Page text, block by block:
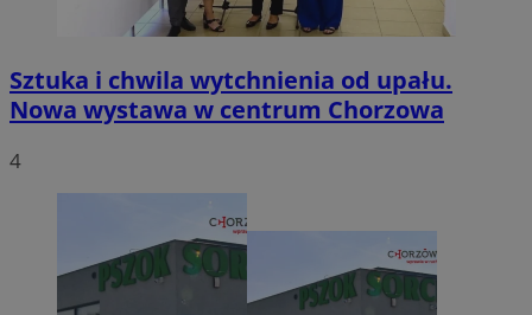
Sztuka i chwila wytchnienia od upału.
Nowa wystawa w centrum Chorzowa
4